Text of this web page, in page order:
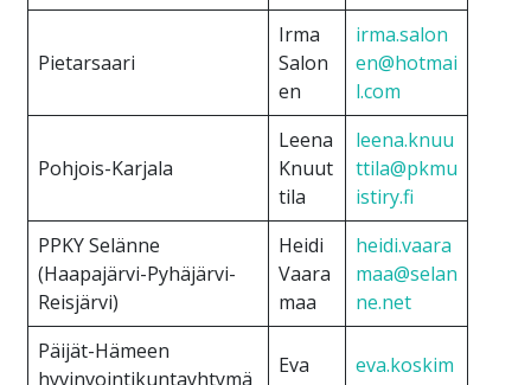
Pietarsaari
Irma
Salon
en
irma.salon
en@hotmai
l.com
Pohjois-Karjala
Leena
Knuut
tila
leena.knuu
ttila@pkmu
istiry.fi
PPKY Selänne
(Haapajärvi-Pyhäjärvi-
Reisjärvi)
Heidi
Vaara
maa
heidi.vaara
maa@selan
ne.net
Päijät-Hämeen
hyvinvointikuntayhtymä
Eva
eva.koskim